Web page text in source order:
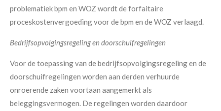
problematiek bpm en WOZ wordt de forfaitaire
proceskostenvergoeding voor de bpm en de WOZ verlaagd.
Bedrijfsopvolgingsregeling en doorschuifregelingen
Voor de toepassing van de bedrijfsopvolgingsregeling en de
doorschuifregelingen worden aan derden verhuurde
onroerende zaken voortaan aangemerkt als
beleggingsvermogen. De regelingen worden daardoor